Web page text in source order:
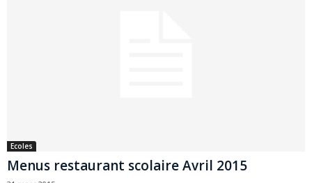
Ecoles
Menus restaurant scolaire Avril 2015